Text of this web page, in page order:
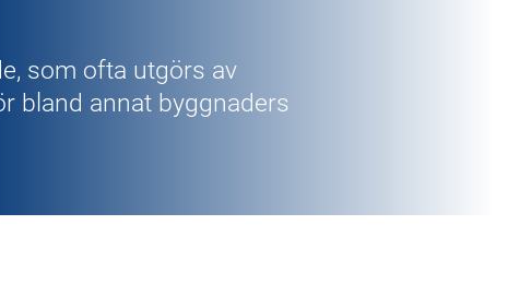
som ofta utgörs av
bland annat byggnaders